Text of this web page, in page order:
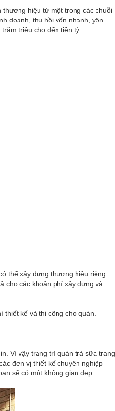
thương hiệu từ một trong các chuỗi
doanh, thu hồi vốn nhanh, yên
triệu cho đến tiền tỷ.
thể xây dựng thương hiệu riêng
cho các khoản phí xây dựng và
kế và thi công cho quán.
Vì vậy trang trí quán trà sữa trang
đơn vị thiết kế chuyên nghiệp
sẽ có một không gian đẹp.